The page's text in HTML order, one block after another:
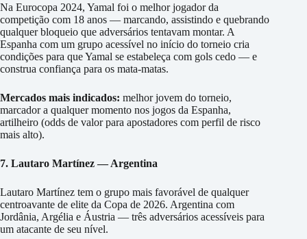
Na Eurocopa 2024, Yamal foi o melhor jogador da
competição com 18 anos — marcando, assistindo e quebrando
qualquer bloqueio que adversários tentavam montar. A
Espanha com um grupo acessível no início do torneio cria
condições para que Yamal se estabeleça com gols cedo — e
construa confiança para os mata-matas.
Mercados mais indicados: melhor jovem do torneio,
marcador a qualquer momento nos jogos da Espanha,
artilheiro (odds de valor para apostadores com perfil de risco
mais alto).
7. Lautaro Martínez — Argentina
Lautaro Martínez tem o grupo mais favorável de qualquer
centroavante de elite da Copa de 2026. Argentina com
Jordânia, Argélia e Áustria — três adversários acessíveis para
um atacante de seu nível.